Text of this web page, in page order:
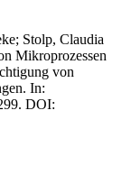
Stolp, Claudia
Mikroprozessen
von
In:
DOI: